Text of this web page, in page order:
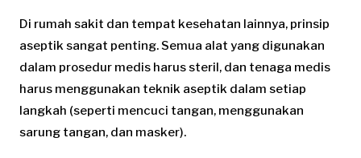
Di rumah sakit dan tempat kesehatan lainnya, prinsip
aseptik sangat penting. Semua alat yang digunakan
dalam prosedur medis harus steril, dan tenaga medis
harus menggunakan teknik aseptik dalam setiap
langkah (seperti mencuci tangan, menggunakan
sarung tangan, dan masker).